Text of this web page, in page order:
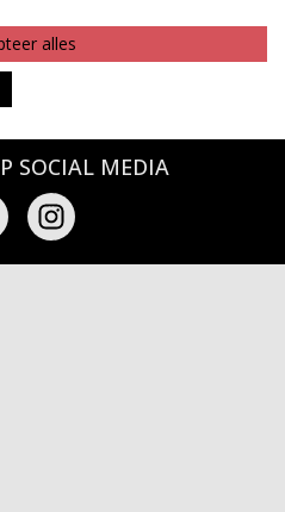
SOCIAL MEDIA
alles